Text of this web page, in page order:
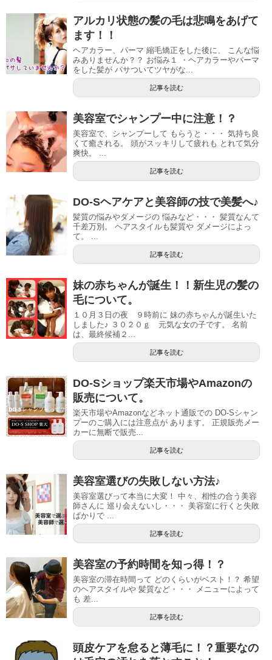
アルカリ状態の髪の毛は悲鳴をあげて
ます！！
ヘアカラー、パーマ 縮毛矯正をした後に、 こんな悩
みありませんか？？ お悩み１ ・ヘアカラーやパーマ
をした髪が パサついてツヤがな...
記事を読む
美容室でシャンプー中に注意！？
美容室で、シャンプーして もらうと・・・ 気持ち良
くて癒される。 頭がスッキリして疲れも とれて気分
爽快。 ...
記事を読む
DO-Sヘアケアと美容師の技で美髪へ♪
髪質の悩みやダメージの 悩みなど・・・ 髪質なんて
千差万別。 ヘアスタイルも髪質や ダメージによっ
て。 ...
記事を読む
妹の赤ちゃんが誕生！！新生児の髪の
毛について。
１０月３日の夜 ９時前に 妹の赤ちゃんが誕生いた
しました♪ ３０２０ｇ 元気な女の子です。 名前
は、最終候補２...
記事を読む
DO-Sショップ楽天市場やAmazonの
販売について。
楽天市場やAmazonなどネット通販での DO-Sシャン
プーのご購入には注意点が あります。 正規販売メー
カーに無断で販売...
記事を読む
美容室選びの失敗しない方法♪
美容室選びって本当に大変！ 中々、相性の合う美容
師さんに 巡り会えないし・・・ 美容室に行くと失敗
ばかりで ...
記事を読む
美容室の予約時間を知っ得！？
美容室の滞在時間って どのくらいがベスト！？ 希望
のヘアスタイルや 髪質など・・・ メニューによって
も 差...
記事を読む
頭皮ケアを怠ると薄毛に！？重要なの